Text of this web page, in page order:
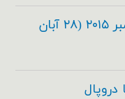
دروپال ۸.۰.۰ در تاریخ ۱۹ نوامبر ۲۰۱۵ (۲۸ آبان